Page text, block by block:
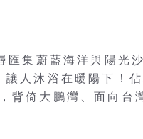
匯集蔚藍海洋與陽光
人沐浴在暖陽下！
背倚大鵬灣、面向台